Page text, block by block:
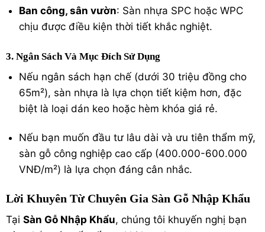
Ban công, sân vườn: Sàn nhựa SPC hoặc WPC
chịu được điều kiện thời tiết khắc nghiệt.
3. Ngân Sách Và Mục Đích Sử Dụng
Nếu ngân sách hạn chế (dưới 30 triệu đồng cho
65m²), sàn nhựa là lựa chọn tiết kiệm hơn, đặc
biệt là loại dán keo hoặc hèm khóa giá rẻ.
Nếu bạn muốn đầu tư lâu dài và ưu tiên thẩm mỹ,
sàn gỗ công nghiệp cao cấp (400.000-600.000
VNĐ/m²) là lựa chọn đáng cân nhắc.
Lời Khuyên Từ Chuyên Gia Sàn Gỗ Nhập Khẩu
Tại Sàn Gỗ Nhập Khẩu, chúng tôi khuyến nghị bạn